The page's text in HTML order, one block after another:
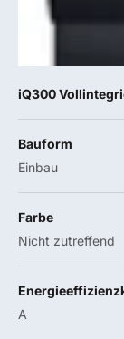
iQ300
Bauform
Einbau
Farbe
Nicht zutreffend
A